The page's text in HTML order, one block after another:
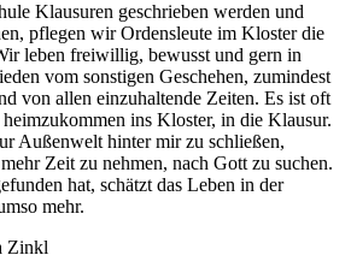
Klausuren geschrieben werden und
pflegen wir Ordensleute im Kloster die
leben freiwillig, bewusst und gern in
vom sonstigen Geschehen, zumindest
von allen einzuhaltende Zeiten. Es ist oft
ins Kloster, in die Klausur.
Außenwelt hinter mir zu schließen,
Zeit zu nehmen, nach Gott zu suchen.
hat, schätzt das Leben in der
mehr.
Zinkl